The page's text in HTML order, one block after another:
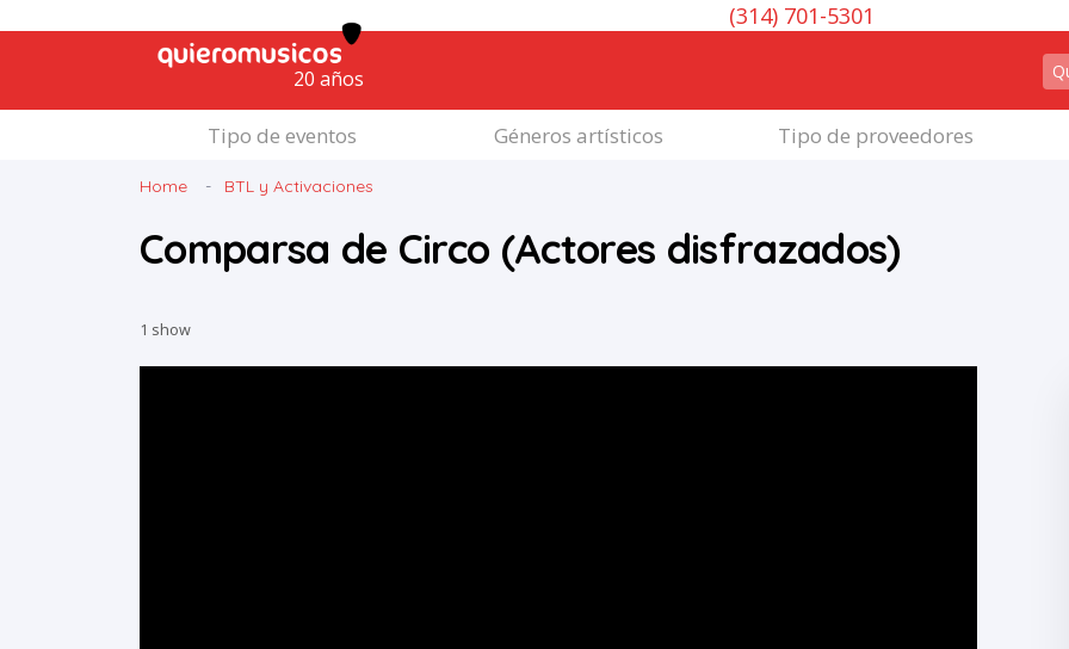
(314) 701-5301
20 años
Tipo de eventos Géneros artísticos Tipo de proveedores
Home BTL y Activaciones
Comparsa de Circo (Actores disfrazados)
1 show